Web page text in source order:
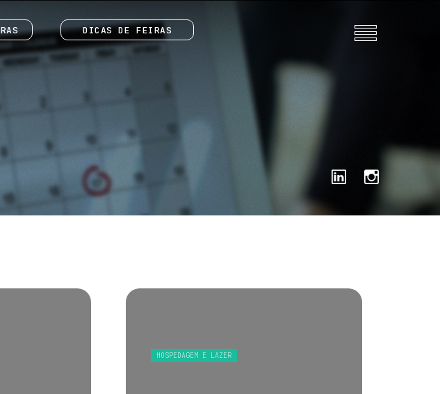
DICAS DE FEIRAS
HOSPEDAGEM E LAZER